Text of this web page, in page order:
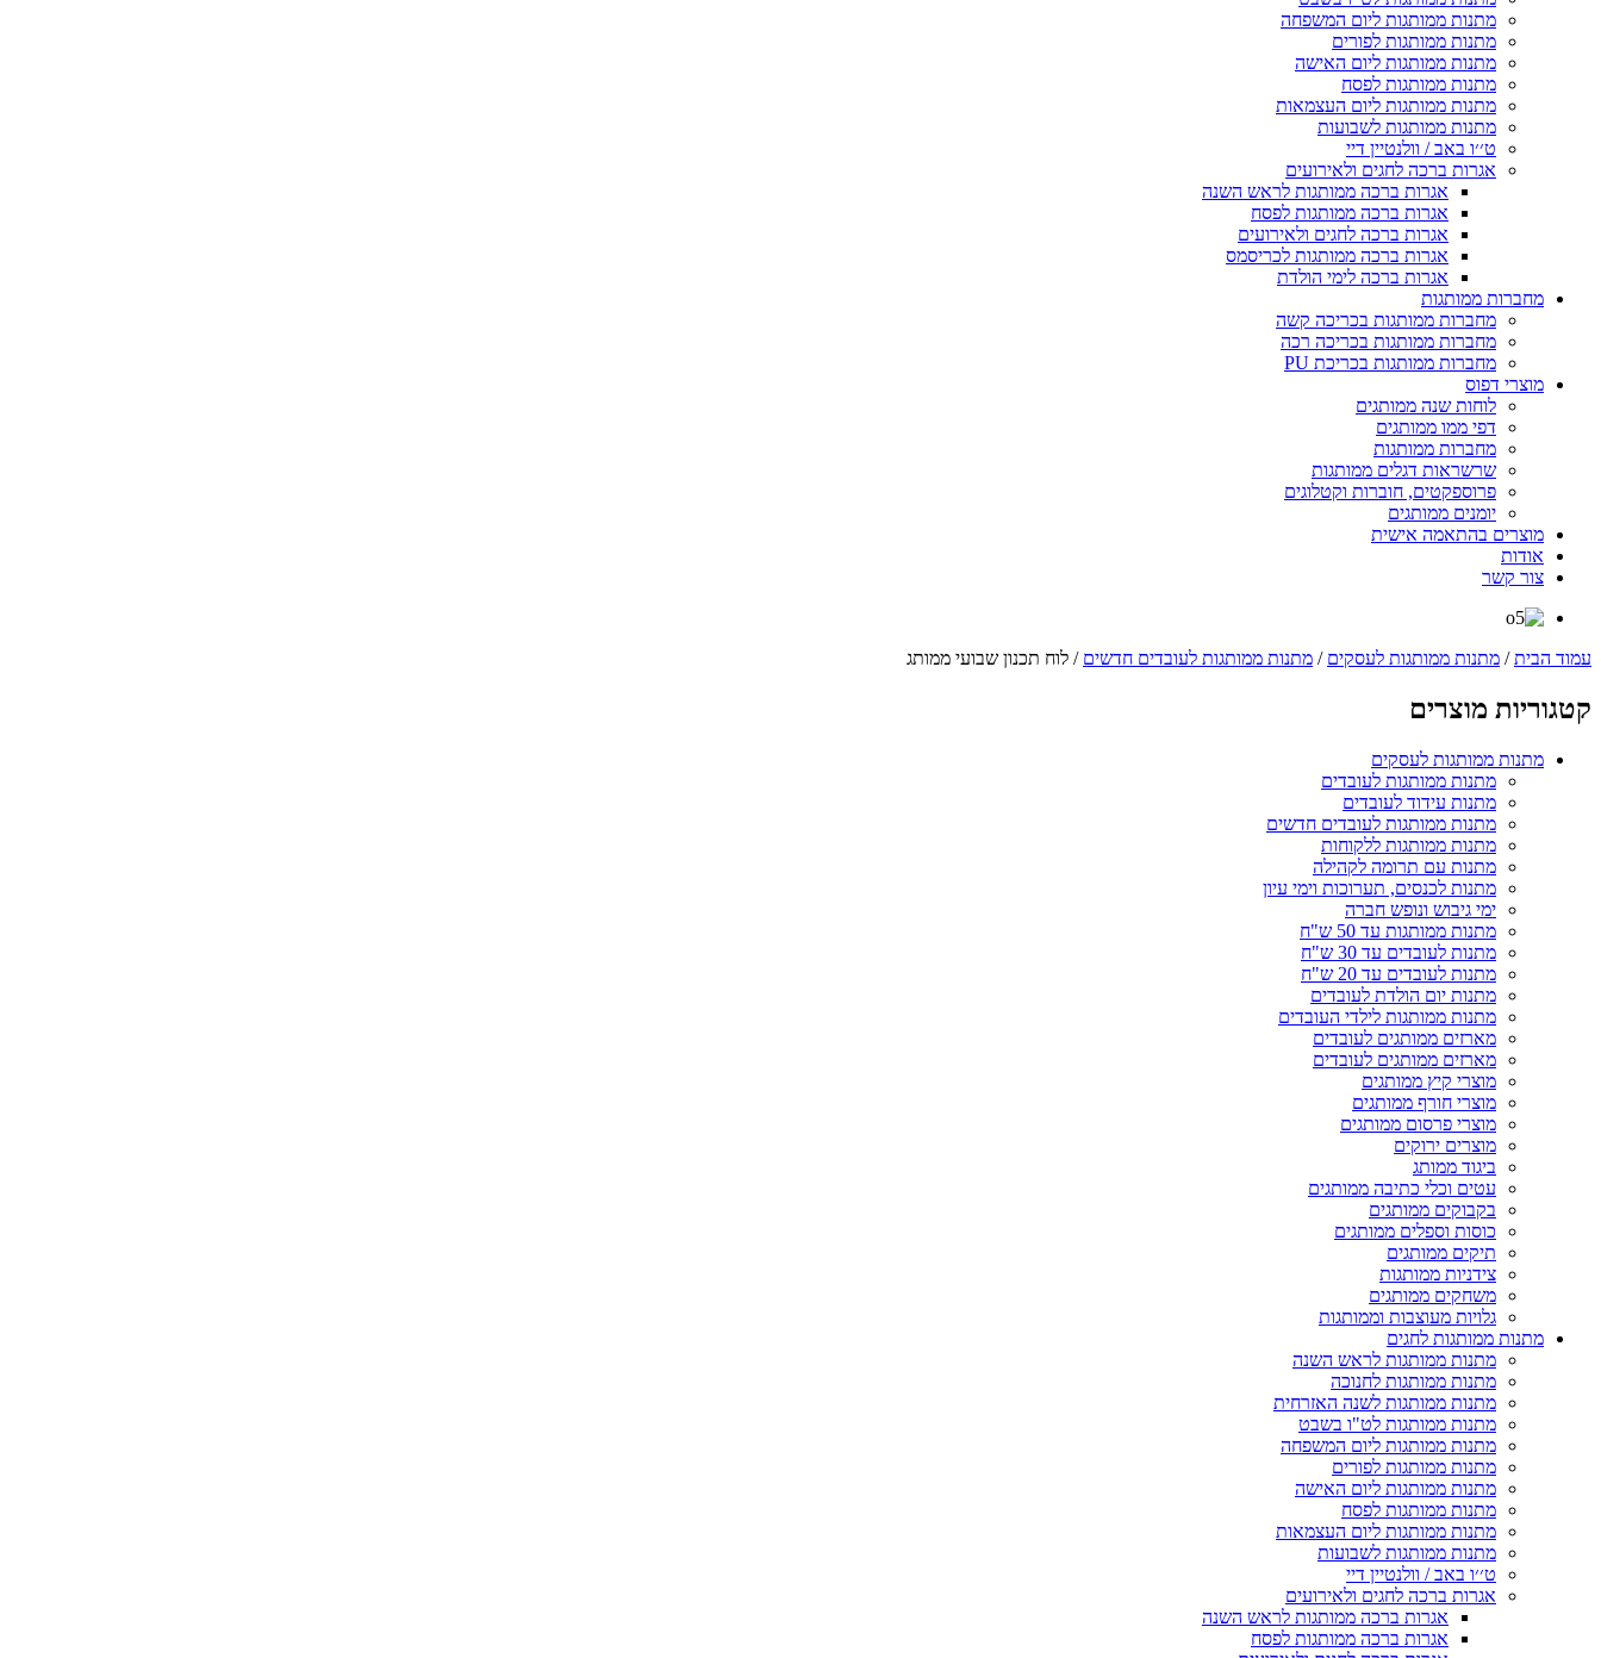
מתנות ממותגות ליום המשפחה
מתנות ממותגות לפורים
מתנות ממותגות ליום האישה
מתנות ממותגות לפסח
מתנות ממותגות ליום העצמאות
מתנות ממותגות לשבועות
ט׳׳ו באב / וולנטיין דיי
אגרות ברכה לחגים ולאירועים
אגרות ברכה ממותגות לראש השנה
אגרות ברכה ממותגות לפסח
אגרות ברכה לחגים ולאירועים
אגרות ברכה ממותגות לכריסמס
אגרות ברכה לימי הולדת
מחברות ממותגות
מחברות ממותגות בכריכה קשה
מחברות ממותגות בכריכה רכה
מחברות ממותגות בכריכת PU
מוצרי דפוס
לוחות שנה ממותגים
דפי ממו ממותגים
מחברות ממותגות
שרשראות דגלים ממותגות
פרוספקטים, חוברות וקטלוגים
יומנים ממותגים
מוצרים בהתאמה אישית
אודות
צור קשר
עמוד הבית/ מתנות ממותגות לעסקים / מתנות ממותגות לעובדים חדשים / לוח תכנון שבועי ממותג
קטגוריות מוצרים
מתנות ממותגות לעסקים
מתנות ממותגות לעובדים
מתנות עידוד לעובדים
מתנות ממותגות לעובדים חדשים
מתנות ממותגות ללקוחות
מתנות עם תרומה לקהילה
מתנות לכנסים, תערוכות וימי עיון
ימי גיבוש ונופש חברה
מתנות ממותגות עד 50 ש"ח
מתנות לעובדים עד 30 ש"ח
מתנות לעובדים עד 20 ש"ח
מתנות יום הולדת לעובדים
מתנות ממותגות לילדי העובדים
מארזים ממותגים לעובדים
מארזים ממותגים לעובדים
מוצרי קיץ ממותגים
מוצרי חורף ממותגים
מוצרי פרסום ממותגים
מוצרים ירוקים
ביגוד ממותג
עטים וכלי כתיבה ממותגים
בקבוקים ממותגים
כוסות וספלים ממותגים
תיקים ממותגים
צידניות ממותגות
משחקים ממותגים
גלויות מעוצבות וממותגות
מתנות ממותגות לחגים
מתנות ממותגות לראש השנה
מתנות ממותגות לחנוכה
מתנות ממותגות לשנה האזרחית
מתנות ממותגות לט"ו בשבט
מתנות ממותגות ליום המשפחה
מתנות ממותגות לפורים
מתנות ממותגות ליום האישה
מתנות ממותגות לפסח
מתנות ממותגות ליום העצמאות
מתנות ממותגות לשבועות
ט׳׳ו באב / וולנטיין דיי
אגרות ברכה לחגים ולאירועים
אגרות ברכה ממותגות לראש השנה
אגרות ברכה ממותגות לפסח